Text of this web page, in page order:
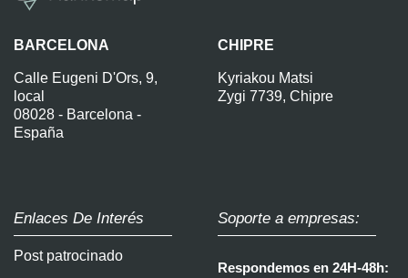
BARCELONA
Calle Eugeni D'Ors, 9,
local
08028 - Barcelona -
España
CHIPRE
Kyriakou Matsi
Zygi 7739, Chipre
Enlaces De Interés
Post patrocinado
Soporte a empresas:
Respondemos en 24H-48h: